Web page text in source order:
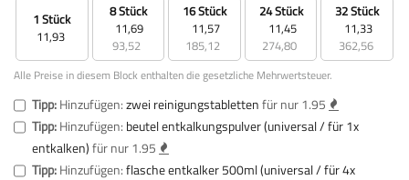
1 Stück
11,93
8 Stück
11,69
93,52
16 Stück
11,57
185,12
24 Stück
11,45
274,80
32 Stück
11,33
362,56
Alle Preise in diesem Block enthalten die gesetzliche Mehrwertsteuer.
Tipp:Hinzufügen:zwei reinigungstablettenfür nur 1.95
Tipp:Hinzufügen: beutel entkalkungspulver (universal / für 1x
entkalken)für nur 1.95
Tipp:Hinzufügen:flasche entkalker 500ml (universal / für 4x